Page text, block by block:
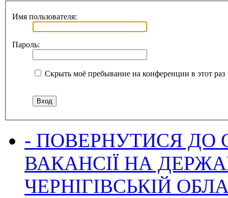
Имя пользователя:
Пароль:
Скрыть моё пребывание на конференции в этот раз
- ПОВЕРНУТИСЯ ДО
ВАКАНСІЇ НА
ЧЕРНІГІВСЬКІЙ